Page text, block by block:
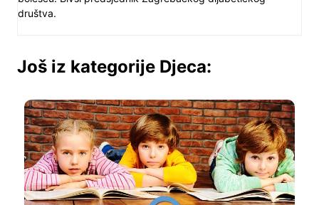
društva.
Još iz kategorije Djeca: